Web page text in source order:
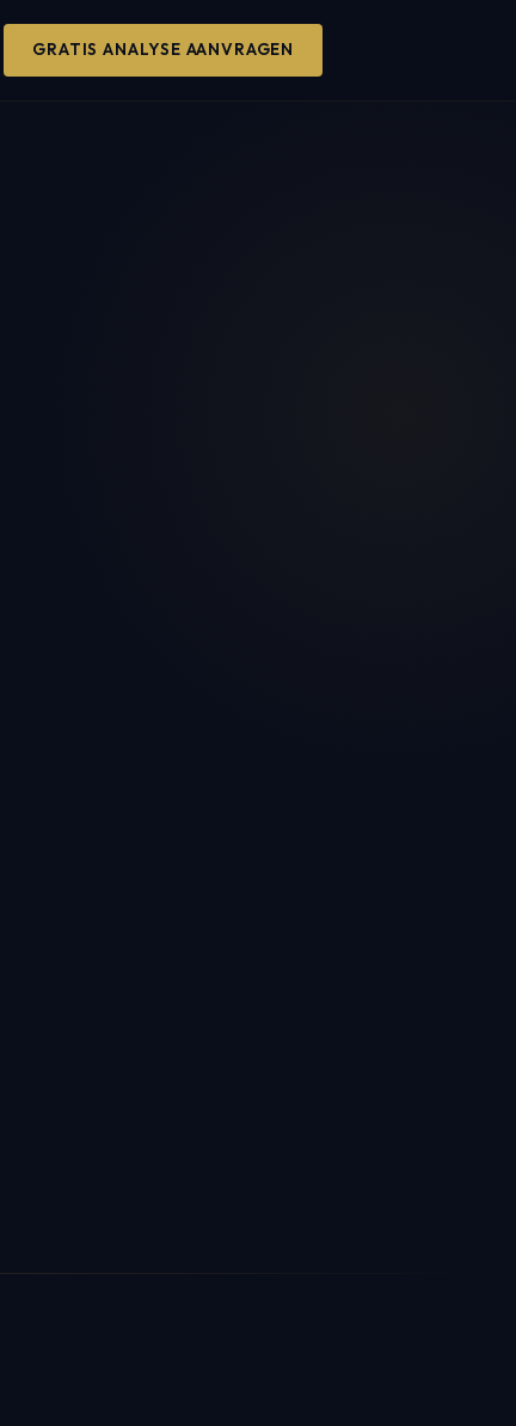
GRATIS ANALYSE AANVRAGEN